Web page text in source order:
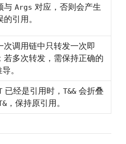
与 Args 对应，否则会产生
的引用。
次调用链中只转发一次即
若多次转发，需保持正确的
。
已经是引用时， T&& 会折叠
，保持原引用。